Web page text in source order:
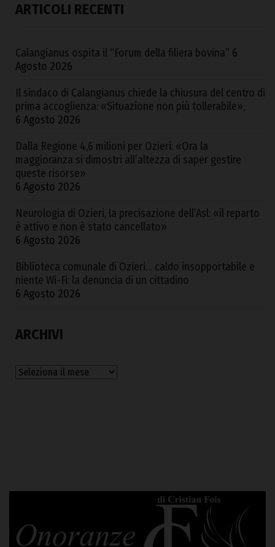
ARTICOLI RECENTI
Calangianus ospita il “Forum della filiera bovina” 6
Agosto 2026
Il sindaco di Calangianus chiede la chiusura del centro di
prima accoglienza: «Situazione non più tollerabile»,
6 Agosto 2026
Dalla Regione 4,6 milioni per Ozieri: «Ora la
maggioranza si dimostri all’altezza di saper gestire
queste risorse»
6 Agosto 2026
Neurologia di Ozieri, la precisazione dell’Asl: «il reparto
è attivo e non è stato cancellato»
6 Agosto 2026
Biblioteca comunale di Ozieri… caldo insopportabile e
niente Wi-Fi: la denuncia di un cittadino
6 Agosto 2026
ARCHIVI
Archivi